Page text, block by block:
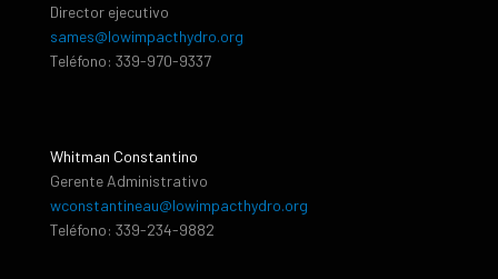
Director ejecutivo
sames@lowimpacthydro.org
Teléfono: 339-970-9337
Whitman Constantino
Gerente Administrativo
wconstantineau@lowimpacthydro.org
Teléfono: 339-234-9882